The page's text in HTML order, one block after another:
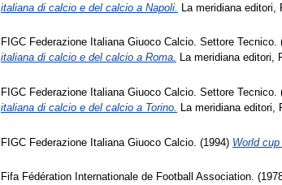
italiana di calcio e del calcio a Napoli.
La meridiana
FIGC Federazione Italiana Giuoco Calcio. Settore Tecnico.
italiana di calcio e del calcio a Roma. La meridiana editori,
FIGC Federazione Italiana Giuoco Calcio. Settore Tecnico.
italiana di calcio e del calcio a Torino. La meridiana editori,
FIGC Federazione Italiana Giuoco Calcio. (1994) World
Fifa Fédération Internationale de Football Association.